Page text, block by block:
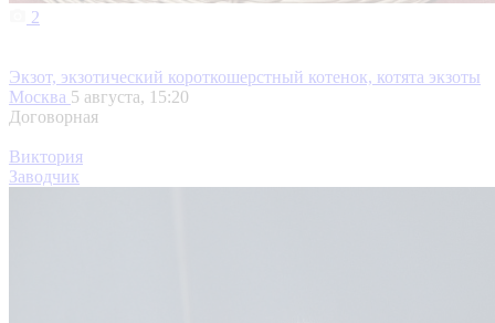
2
Экзот, экзотический короткошерстный котенок, котята экзоты
Москва 5 августа, 15:20
Договорная
Виктория
Заводчик